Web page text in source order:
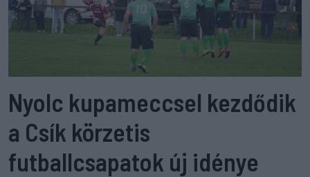
Nyolc kupameccsel kezdődik
a Csík körzetis
futballcsapatok új idénye